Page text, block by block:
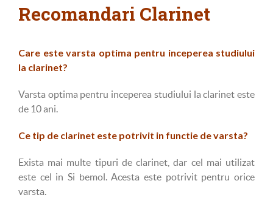
Recomandari Clarinet
Care este varsta optima pentru inceperea studiului
la clarinet?
Varsta optima pentru inceperea studiului la clarinet este
de 10 ani.
Ce tip de clarinet este potrivit in functie de varsta?
Exista mai multe tipuri de clarinet, dar cel mai utilizat
este cel in Si bemol. Acesta este potrivit pentru orice
varsta.